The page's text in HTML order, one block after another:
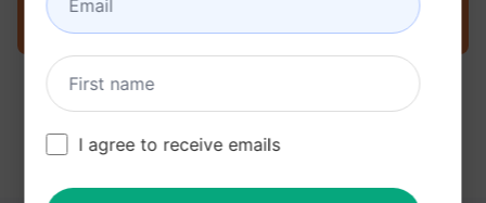
I agree to receive emails